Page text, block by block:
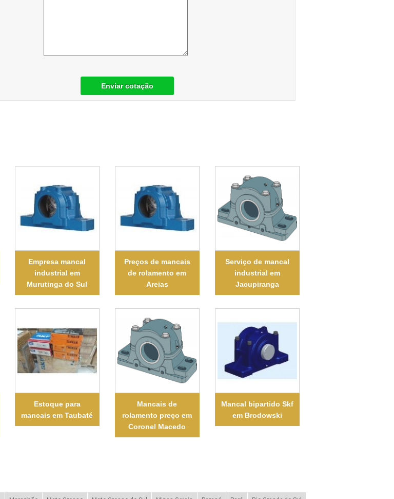
Enviar cotação
Empresa mancal
industrial em
Murutinga do Sul
Preços de mancais
de rolamento em
Areias
Serviço de mancal
industrial em
Jacupiranga
Estoque para
mancais em Taubaté
Mancais de
rolamento preço em
Coronel Macedo
Mancal bipartido Skf
em Brodowski